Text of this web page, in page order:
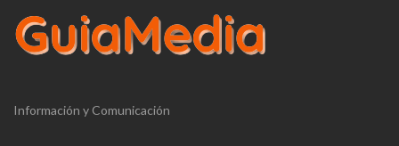
Información y Comunicación